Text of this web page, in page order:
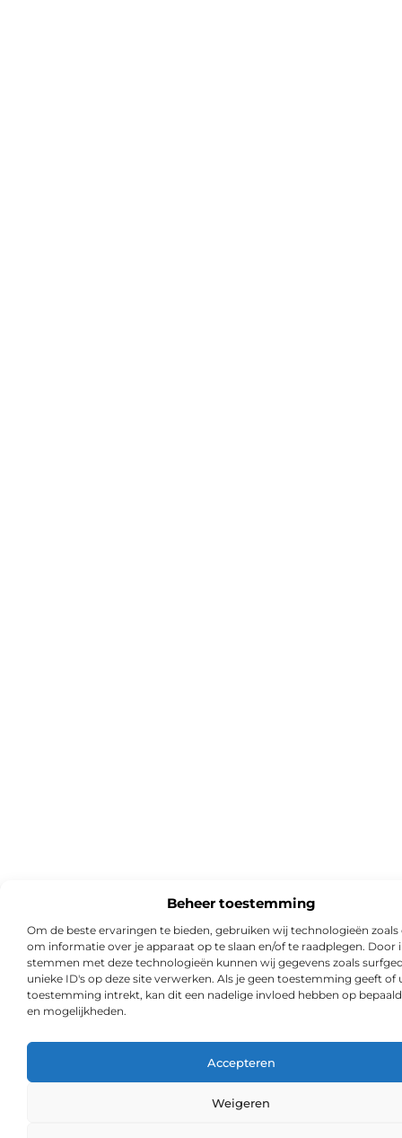
Beheer toestemming
Om de beste ervaringen te bieden, gebruiken wij technologieën zoals
om informatie over je apparaat op te slaan en/of te raadplegen. Door
stemmen met deze technologieën kunnen wij gegevens zoals
unieke ID's op deze site verwerken. Als je geen toestemming geeft of
toestemming intrekt, kan dit een nadelige invloed hebben op
en mogelijkheden.
Accepteren
Weigeren